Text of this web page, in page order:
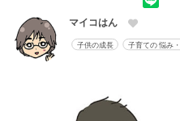
マイコはん
子供の成長 子育ての 悩み